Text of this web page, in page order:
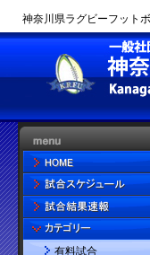
神奈川県ラグビーフット
有料試合